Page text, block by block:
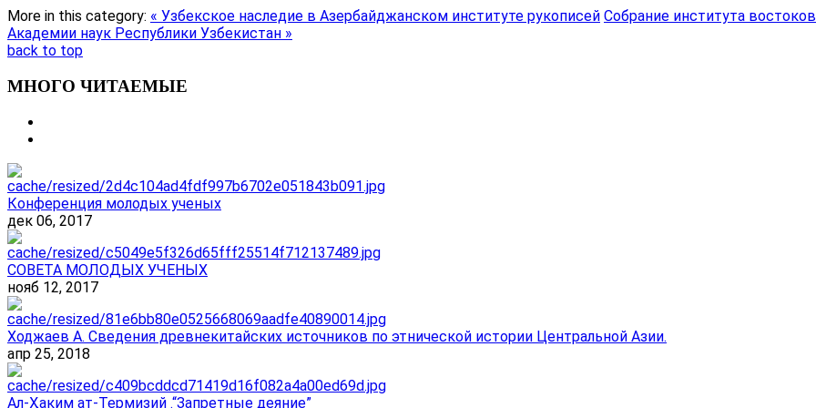
More in this category: « Узбекское наследие в Азербайджанском институте рукописей Cобрание института
Академии наук Республики Узбекистан »
back to top
МНОГО ЧИТАЕМЫЕ
Конференция молодых ученых
дек 06, 2017
СОВЕТА МОЛОДЫХ УЧЕНЫХ
нояб 12, 2017
Ходжаев А. Сведения древнекитайских источников по этнической истории Центральной Азии.
апр 25, 2018
Ал-Ҳаким ат-Термизий .“Запретные деяние”